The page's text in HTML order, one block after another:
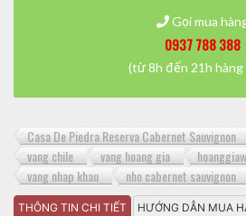
Gọi mua
0937 788 388
(từ 8h đến 21h hàng
Casa De Piedra Reserva Cabernet Sauvignon
vang chile
vang hoang gia
vang nhap khau
nho cabernet sauvignon
THÔNG TIN CHI TIẾT HƯỚNG DẪN MUA